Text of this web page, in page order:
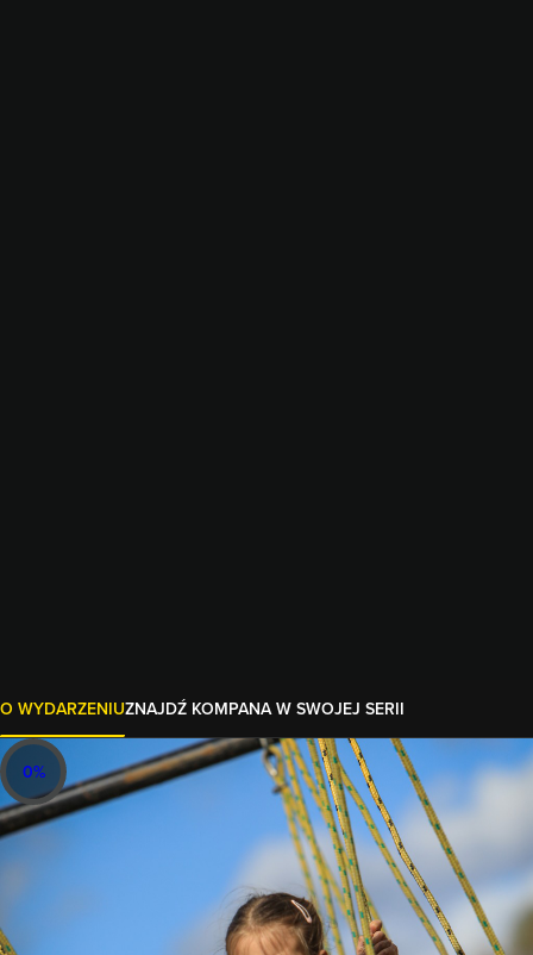
O WYDARZENIUZNAJDŹ KOMPANA W SWOJEJ SERII
0%
20-21.06.2026
1 KM+
159 zł